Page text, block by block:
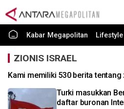
Kabar Megapolitan Lifestyle
ZIONIS ISRAEL
Kami memiliki 530 berita
Turki masukkan
daftar buronan